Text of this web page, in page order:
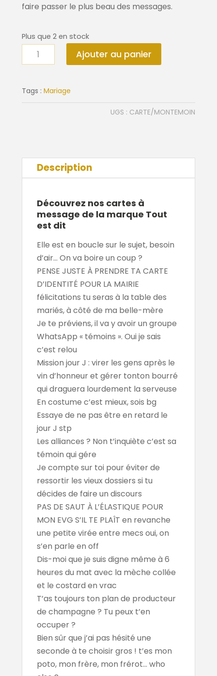
faire passer le plus beau des messages.
Plus que 2 en stock
quantité
de
Tu
es
Ajouter au panier
Tags : Mariage
UGS : CARTE/MONTEMOIN
Description
Découvrez nos cartes à
message de la marque Tout
est dit
Elle est en boucle sur le sujet, besoin
d’air... On va boire un coup ?
PENSE JUSTE À PRENDRE TA CARTE
D’IDENTITÉ POUR LA MAIRIE
félicitations tu seras à la table des
mariés, à côté de ma belle-mère
Je te préviens, il va y avoir un groupe
WhatsApp « témoins ». Oui je sais
c’est relou
Mission jour J : virer les gens après le
vin d’honneur et gérer tonton bourré
qui draguera lourdement la serveuse
En costume c’est mieux, sois bg
Essaye de ne pas être en retard le
jour J stp
Les alliances ? Non t’inquiète c’est sa
témoin qui gére
Je compte sur toi pour éviter de
ressortir les vieux dossiers si tu
décides de faire un discours
PAS DE SAUT À L’ÉLASTIQUE POUR
MON EVG S’IL TE PLAÎT en revanche
une petite virée entre mecs oui, on
s’en parle en off
Dis-moi que je suis digne même à 6
heures du mat avec la mèche collée
et le costard en vrac
T’as toujours ton plan de producteur
de champagne ? Tu peux t’en
occuper ?
Bien sûr que j’ai pas hésité une
seconde à te choisir gros ! t’es mon
poto, mon frère, mon frérot... who